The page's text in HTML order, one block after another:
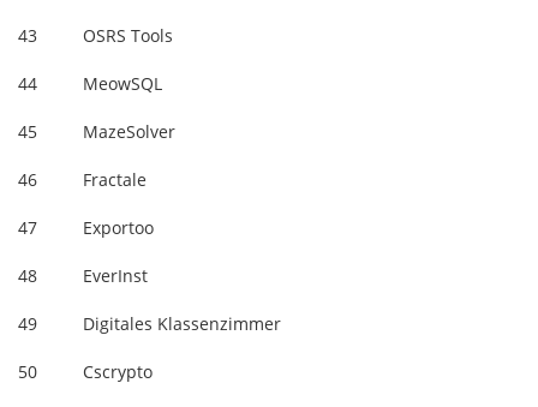
43 OSRS Tools
44 MeowSQL
45 MazeSolver
46 Fractale
47 Exportoo
48 EverInst
49 Digitales Klassenzimmer
50 Cscrypto